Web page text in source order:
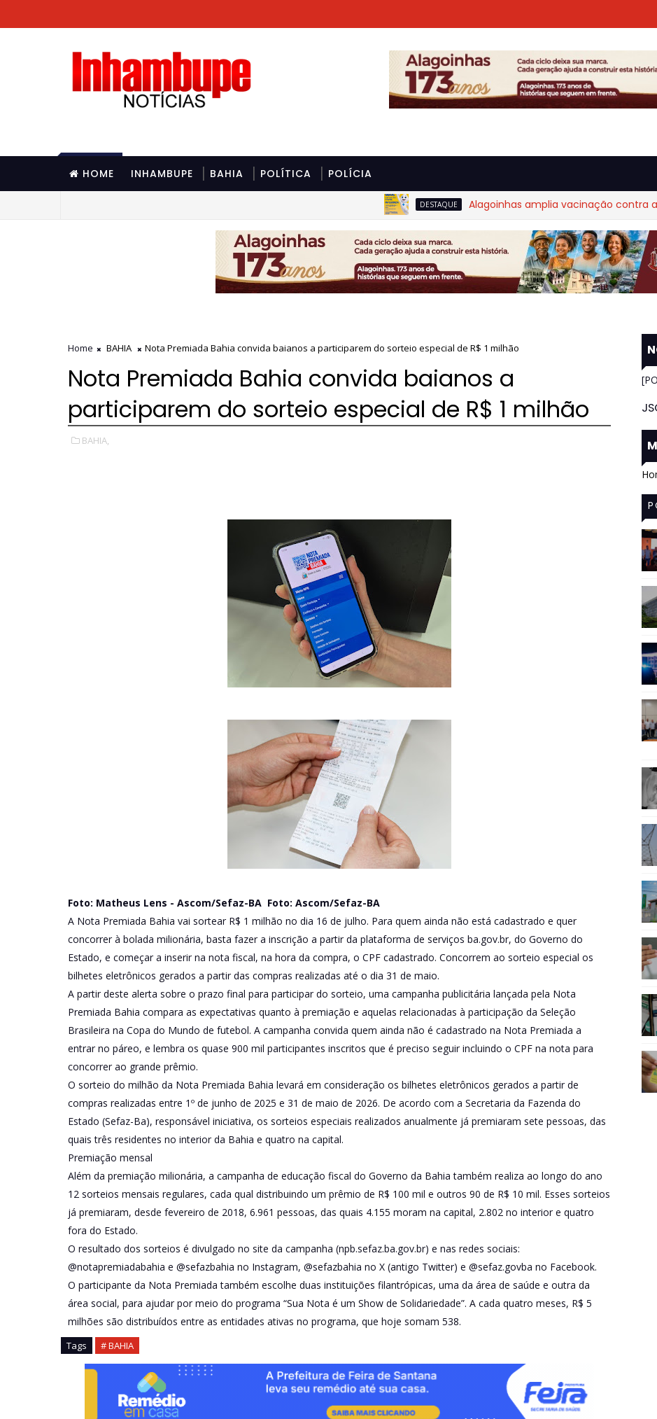
HOME INHAMBUPE BAHIA POLÍTICA POLÍCIA
DESTAQUE
Alagoinhas amplia vacinação contra a
Home BAHIA Nota Premiada Bahia convida baianos a participarem do sorteio especial de R$ 1 milhão
Nota Premiada Bahia convida baianos a
participarem do sorteio especial de R$ 1 milhão
BAHIA,
Foto: Matheus Lens - Ascom/Sefaz-BA Foto: Ascom/Sefaz-BA
A Nota Premiada Bahia vai sortear R$ 1 milhão no dia 16 de julho. Para quem ainda não está cadastrado e quer
concorrer à bolada milionária, basta fazer a inscrição a partir da plataforma de serviços ba.gov.br, do Governo do
Estado, e começar a inserir na nota fiscal, na hora da compra, o CPF cadastrado. Concorrem ao sorteio especial os
bilhetes eletrônicos gerados a partir das compras realizadas até o dia 31 de maio.
A partir deste alerta sobre o prazo final para participar do sorteio, uma campanha publicitária lançada pela Nota
Premiada Bahia compara as expectativas quanto à premiação e aquelas relacionadas à participação da Seleção
Brasileira na Copa do Mundo de futebol. A campanha convida quem ainda não é cadastrado na Nota Premiada a
entrar no páreo, e lembra os quase 900 mil participantes inscritos que é preciso seguir incluindo o CPF na nota para
concorrer ao grande prêmio.
O sorteio do milhão da Nota Premiada Bahia levará em consideração os bilhetes eletrônicos gerados a partir de
compras realizadas entre 1º de junho de 2025 e 31 de maio de 2026. De acordo com a Secretaria da Fazenda do
Estado (Sefaz-Ba), responsável iniciativa, os sorteios especiais realizados anualmente já premiaram sete pessoas, das
quais três residentes no interior da Bahia e quatro na capital.
Premiação mensal
Além da premiação milionária, a campanha de educação fiscal do Governo da Bahia também realiza ao longo do ano
12 sorteios mensais regulares, cada qual distribuindo um prêmio de R$ 100 mil e outros 90 de R$ 10 mil. Esses sorteios
já premiaram, desde fevereiro de 2018, 6.961 pessoas, das quais 4.155 moram na capital, 2.802 no interior e quatro
fora do Estado.
O resultado dos sorteios é divulgado no site da campanha (npb.sefaz.ba.gov.br) e nas redes sociais:
@notapremiadabahia e @sefazbahia no Instagram, @sefazbahia no X (antigo Twitter) e @sefaz.govba no Facebook.
O participante da Nota Premiada também escolhe duas instituições filantrópicas, uma da área de saúde e outra da
área social, para ajudar por meio do programa “Sua Nota é um Show de Solidariedade”. A cada quatro meses, R$ 5
milhões são distribuídos entre as entidades ativas no programa, que hoje somam 538.
Tags # BAHIA